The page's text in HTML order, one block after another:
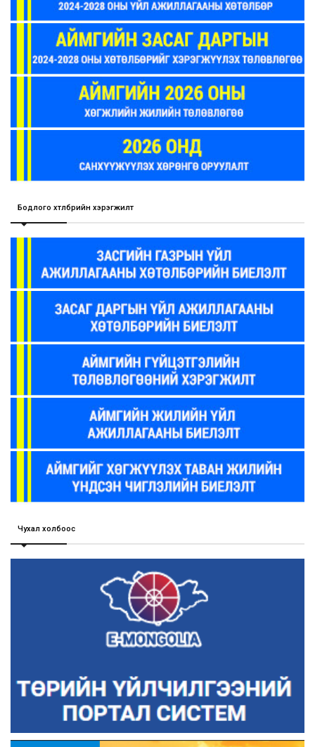
Бодлого хөтөлбөрийн хэрэгжилт
Чухал холбоос